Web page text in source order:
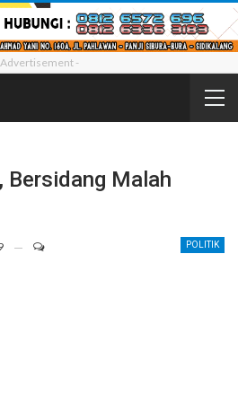
Advertisement -
Bersidang Malah
POLITIK